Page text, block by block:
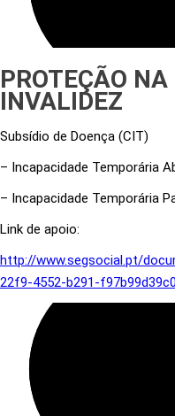
PROTEÇÃO NA
INVALIDEZ
Subsídio de Doença (CIT)
– Incapacidade Temporária
– Incapacidade Temporária
Link de apoio:
http://www.segsocial.pt/
22f9-4552-b291-